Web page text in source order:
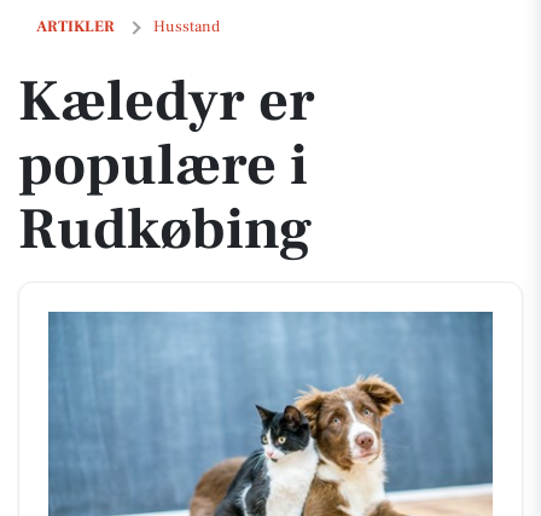
ARTIKLER Husstand
Kæledyr er populære i Rudkøbing
Kæledyr er
populære i
Rudkøbing